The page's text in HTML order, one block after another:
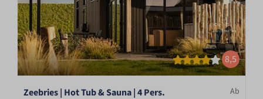
8,5
Ab
Zeebries | Hot Tub & Sauna | 4 Pers.